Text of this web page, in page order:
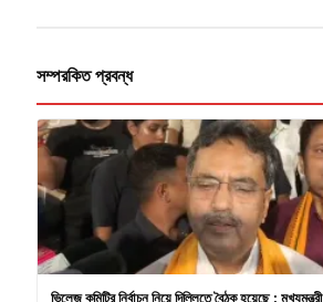
সম্পরকিত প্রবন্ধ
ভিলেজ কমিটির নির্বাচন নিয়ে দিল্লিতে বৈঠক হয়েছে : মুখ্যমন্ত্রী